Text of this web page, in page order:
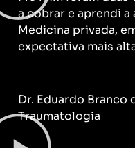
a cobrar e aprendi
Medicina privada,
expectativa mais
Dr. Eduardo Branco
Traumatologia